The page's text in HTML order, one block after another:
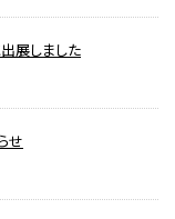
展しました
せ